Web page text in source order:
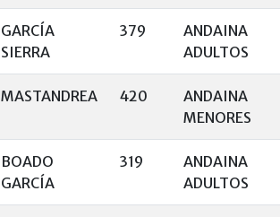
GARCÍA
SIERRA
379
ANDAINA
ADULTOS
MASTANDREA 420
ANDAINA
MENORES
BOADO
GARCÍA
319
ANDAINA
ADULTOS